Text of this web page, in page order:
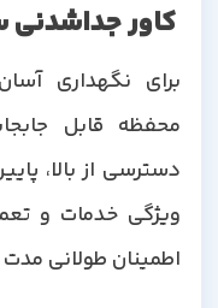
کاور جداشدنی
برای نگهداری
محفظه قابل
دسترسی از بالا،
ویژگی خدمات و
اطمینان طولانی مدت